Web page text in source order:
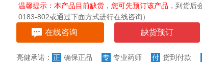
温馨提示：本产品目前缺货，您可先预订该产品， 到货后
0183-802或通过下面方式进行在线咨询）
在线咨询 缺货预订
亮健承诺： 正 确保正品 专 专业药师 付 货到付款